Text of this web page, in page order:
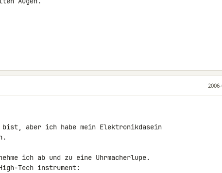
aber ich habe mein Elektronikdasein
ich ab und zu eine Uhrmacherlupe.
Tech instrument: